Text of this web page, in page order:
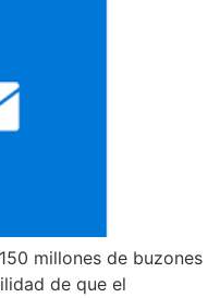
millones de buzones
de que el